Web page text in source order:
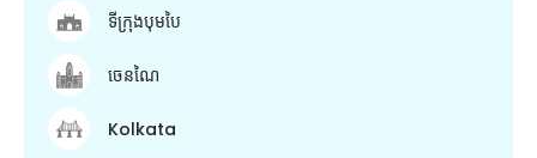
ទីក្រុងបុមបៃ
ចេនណៃ
Kolkata